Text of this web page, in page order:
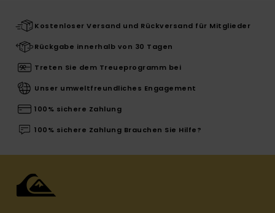
Kostenloser Versand und Rückversand für Mitglieder
Rückgabe innerhalb von 30 Tagen
Treten Sie dem Treueprogramm bei
Unser umweltfreundliches Engagement
100% sichere Zahlung
100% sichere Zahlung Brauchen Sie Hilfe?